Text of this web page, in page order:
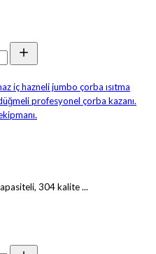
304 kalite ...